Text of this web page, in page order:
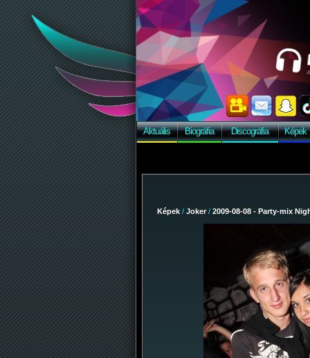
Aktuális Biográfia Discográfia Képek
Képek / Joker / 2009-08-08 - Party-mix